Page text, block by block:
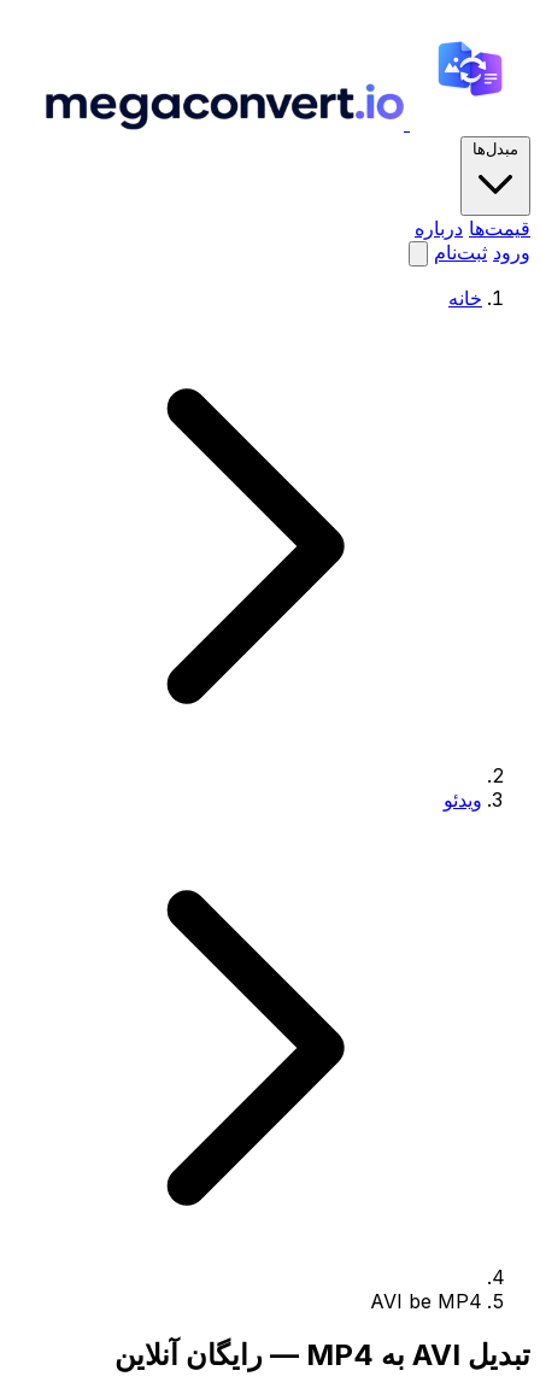
مبدل‌ها
قیمت‌ها درباره
ورود ثبت‌نام
خانه
ویدئو
AVI be MP4
تبدیل AVI به MP4 — رایگان آنلاین